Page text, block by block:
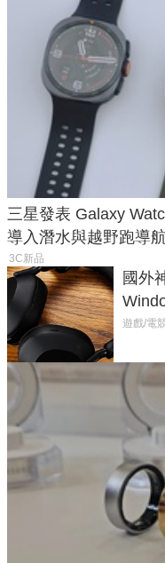
三星發表 Galaxy
導入潛水與越野跑導
3C新品
國外
飛行
遊戲/電